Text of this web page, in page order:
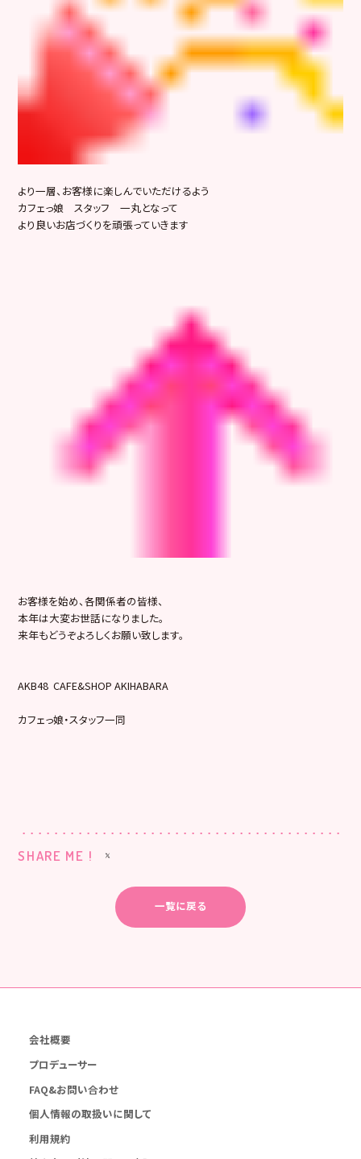
より一層、お客様に楽しんでいただけるよう
カフェっ娘 スタッフ 一丸となって
より良いお店づくりを頑張っていきます
お客様を始め、各関係者の皆様、
本年は大変お世話になりました。
来年もどうぞよろしくお願い致します。
AKB48 CAFE&SHOP AKIHABARA
カフェっ娘・スタッフ一同
SHARE ME !
一覧に戻る
会社概要
プロデューサー
FAQ&お問い合わせ
個人情報の取扱いに関して
利用規約